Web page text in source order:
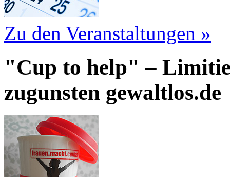
Zu den Veranstaltungen »
"Cup to help" –
zugunsten gewaltlos.de